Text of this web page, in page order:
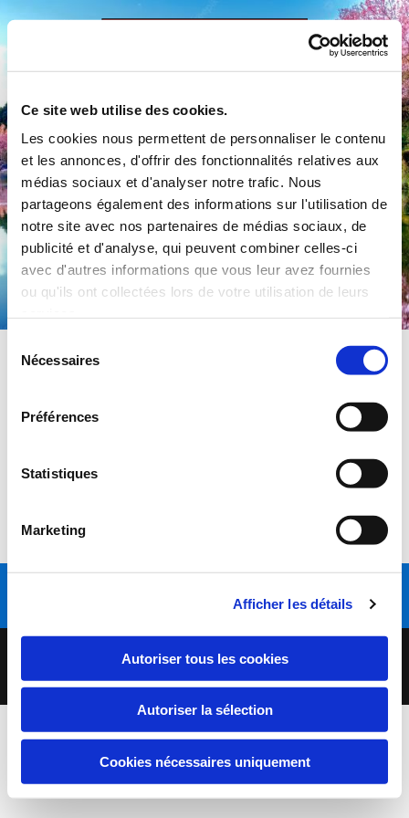
Ce site web utilise des cookies.
Les cookies nous permettent de personnaliser le contenu
et les annonces, d'offrir des fonctionnalités relatives aux
médias sociaux et d'analyser notre trafic. Nous
partageons également des informations sur l'utilisation de
notre site avec nos partenaires de médias sociaux, de
publicité et d'analyse, qui peuvent combiner celles-ci
avec d'autres informations que vous leur avez fournies
ou qu'ils ont collectées lors de votre utilisation de leurs
Nécessaires
Préférences
Statistiques
Marketing
Afficher les détails
Autoriser tous les cookies
Autoriser la sélection
Cookies nécessaires uniquement
Commune de Préty
Les serres communales sont mises à la disposition de
Vous retrouverez les événements et la page de l'association en
cliquant sur le bouton ci-dessous
Appelez-nous
Copyright 2020 | Commune de Préty | Tous droits réservés |
Mentions légales